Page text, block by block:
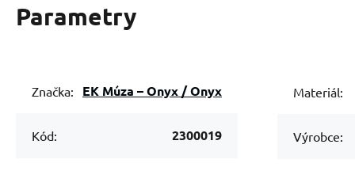
Parametry
Značka: EK Múza – Onyx / Onyx
Kód: 2300019
Materiál:
Výrobce: